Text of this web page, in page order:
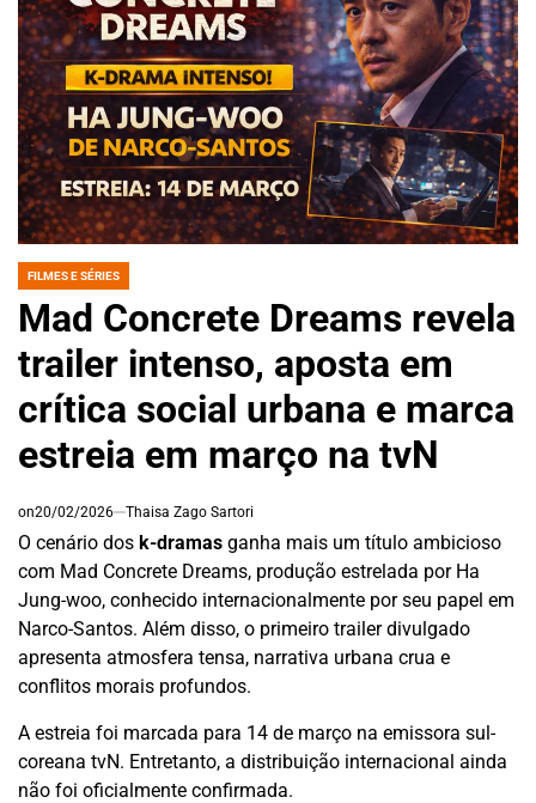
POSTED
FILMES E SÉRIES
Mad Concrete Dreams revela
trailer intenso, aposta em
crítica social urbana e marca
estreia em março na tvN
on20/02/2026 Thaisa Zago Sartori
O cenário dos k-dramas ganha mais um título ambicioso
com Mad Concrete Dreams, produção estrelada por Ha
Jung-woo, conhecido internacionalmente por seu papel em
Narco-Santos. Além disso, o primeiro trailer divulgado
apresenta atmosfera tensa, narrativa urbana crua e
conflitos morais profundos.
A estreia foi marcada para 14 de março na emissora sul-
coreana tvN. Entretanto, a distribuição internacional ainda
não foi oficialmente confirmada.